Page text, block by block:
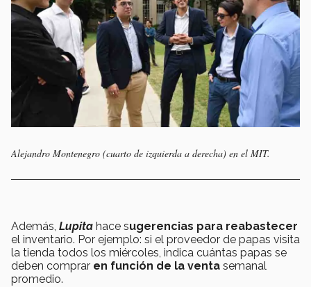
Alejandro Montenegro (cuarto de izquierda a derecha) en el MIT.
Además, Lupita hace sugerencias para reabastecer
el inventario. Por ejemplo: si el proveedor de papas visita
la tienda todos los miércoles, indica cuántas papas se
deben comprar en función de la venta semanal
promedio.